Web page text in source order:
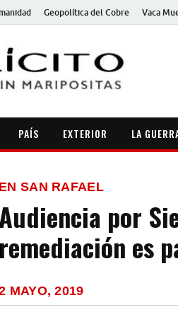
Geopolítica del Cobre Vaca
PAÍS EXTERIOR LA
EN SAN RAFAEL
Audiencia por
remediación es
MAYO, 2019